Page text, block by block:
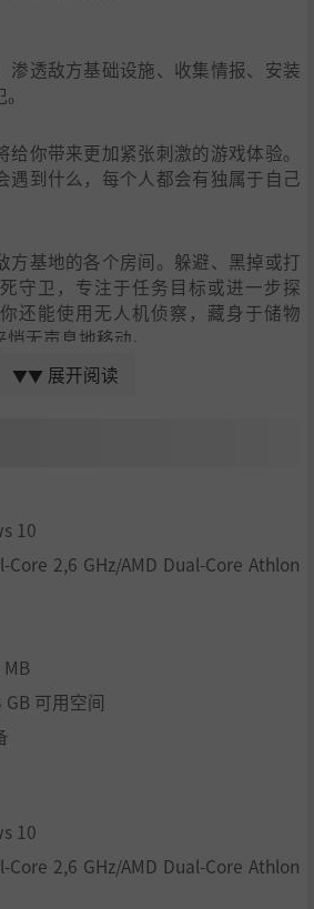
渗透敌方基础设施、收集情报、安装
你带来更加紧张刺激的游戏体验。
遇到什么，每个人都会有独属于自己
方基地的各个房间。躲避、黑掉或打
守卫，专注于任务目标或进一步探
还能使用无人机侦察，藏身于储物
无声息地移动。
需要在不杀死守卫的情况下审问他
地雷探测器等等。随着游戏进行，还
守卫身上获取情报，累积目标点
取任何情报，因此请尽量避免击杀敌
▼▼ 展开阅读
10
Core 2,6 GHz/AMD Dual-Core Athlon
MB
GB 可用空间
10
Core 2,6 GHz/AMD Dual-Core Athlon